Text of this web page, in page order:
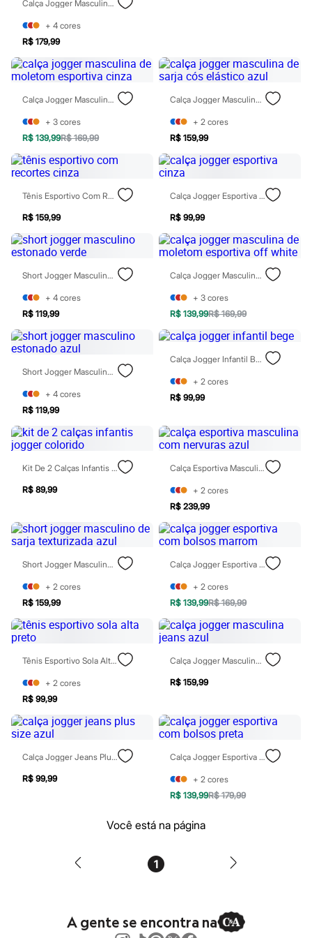
Calçados
Botas
Chinelos
Pantufas
Rasteirinhas
Sandálias
Tênis
Diversão
Baby Club
Fifteen
Miss Fifteen
Palomino
Moda íntima
Cuecas
Meias
Pijamas
Moda praia
Biquínis e Maiôs
Blusas de proteção
Sungas
Bluey
Disney
Hello Kitty
Homem Aranha
Minecraft
Patrulha Canina
Sonic
Stitch
Beleza
Kits
Perfumes árabes
Novidades
Cabelos
Condicionador
Escovas e Pentes
Finalizadores
Tratamento
Cuidados com o corpo
Hidratante
Protetor solar
Cuidados com o rosto
Esfoliante
Hidratante
Protetor solar
Tônicos
Base
Batom
Blush
Corretivo
Gloss
Pó facial
Sombras
Al Wataniah
Banderas
Beleza C&A
Boca Rosa
Calça Jogger Masculina De Sarja Cinza
+ 4 cores
R$ 179,99
Calça Jogger Masculina De Moletom Esportiva Cinza
+ 3 cores
R$ 139,99R$ 169,99
Calça Jogger Masculina De Sarja Cós Elástico Azul
+ 2 cores
R$ 159,99
Tênis Esportivo Com Recortes Cinza
R$ 159,99
Calça Jogger Esportiva Cinza
R$ 99,99
Short Jogger Masculino Estonado Verde
+ 4 cores
R$ 119,99
Calça Jogger Masculina De Moletom Esportiva Off White
+ 3 cores
R$ 139,99R$ 169,99
Short Jogger Masculino Estonado Azul
+ 4 cores
R$ 119,99
Calça Jogger Infantil Bege
+ 2 cores
R$ 99,99
Kit De 2 Calças Infantis Jogger Colorido
R$ 89,99
Calça Esportiva Masculina Com Nervuras Azul
+ 2 cores
R$ 239,99
Short Jogger Masculino De Sarja Texturizada Azul
+ 2 cores
R$ 159,99
Calça Jogger Esportiva Com Bolsos Marrom
+ 2 cores
R$ 139,99R$ 169,99
Tênis Esportivo Sola Alta Preto
+ 2 cores
R$ 99,99
Calça Jogger Masculina Jeans Azul
R$ 159,99
Calça Jogger Jeans Plus Size Azul
R$ 99,99
Calça Jogger Esportiva Com Bolsos Preta
+ 2 cores
R$ 139,99R$ 179,99
Você está na página
1
A gente se encontra na